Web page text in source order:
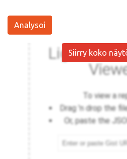
Analysoi
Siirry koko